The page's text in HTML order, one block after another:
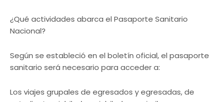
¿Qué actividades abarca el Pasaporte Sanitario
Nacional?
Según se estableció en el boletín oficial, el pasaporte
sanitario será necesario para acceder a:
Los viajes grupales de egresados y egresadas, de